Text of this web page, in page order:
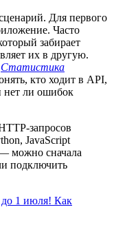
Для первого
Часто
забирает
их в другую.
Статистика
кто ходит в API,
нет ли ошибок
запросов
JavaScript
можно сначала
подключить